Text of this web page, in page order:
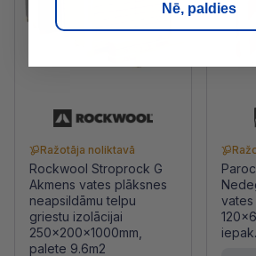
Ražotāja noliktavā
Rockwool Stroprock G
Akmens vates plāksnes
neapsildāmu telpu
griestu izolācijai
250x200x1000mm,
palete 9.6m2
vates
Nē, paldies